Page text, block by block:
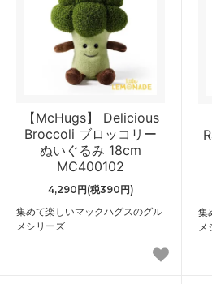
【McHugs】 Delicious
Broccoli ブロッコリー
ぬいぐるみ 18cm
MC400102
4,290円(税390円)
集めて楽しいマックハグスのグル
メシリーズ
集
メ